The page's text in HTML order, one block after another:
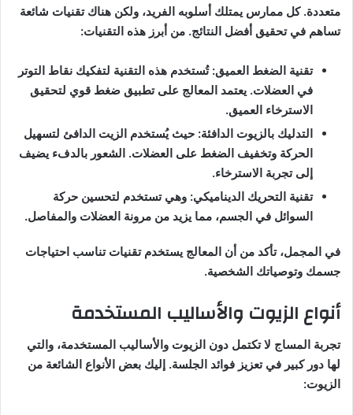
متعددة. كل ممارس يمتلك أسلوبه الفريد، ولكن هناك تقنيات شائعة
تساهم في تحقيق أفضل النتائج. من أبرز هذه التقنيات:
تقنية الضغط العميق: تُستخدم هذه التقنية لتفكيك نقاط التوتر
في العضلات. يعتمد المعالج على تطبيق ضغط قوي لتحقيق
الاسترخاء العميق.
التدليك بالزيوت الدافئة: حيث يُستخدم الزيت الدافئ لتسهيل
الحركة وتخفيف الضغط على العضلات. الشعور بالدفء يضيف
إلى تجربة الاسترخاء.
تقنية التحريك الديناميكي: وهي تستخدم لتحسين حركة
السوائل في الجسم، مما يزيد من مرونة العضلات والمفاصل.
في المجمل، تأكد من أن المعالج يستخدم تقنيات تناسب احتياجات
جسمك وتوصياتك الشخصية.
أنواع الزيوت والأساليب المستخدمة
تجربة المساج لا تكتمل دون الزيوت والأساليب المستخدمة، والتي
لها دور كبير في تعزيز فوائد الجلسة. إليك بعض الأنواع الشائعة من
الزيوت: